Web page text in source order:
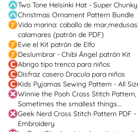
Two Tone Helsinki Hat - Super
Christmas Ornament Pattern Bundle
Vida marina: caballo de
calamares (patrón de PDF)
Evie el Kit patrón de Elfo
Deslumbrar - Chibi Ángel patrón Kit
Abrigo tipo trenca para niños
Disfraz casero Dracula para niños
Kids Pyjamas Sewing Pattern - All
Winnie the Pooh Cross Stitch
Sometimes the smallest things...
Geek Nerd Cross Stitch Pattern PDF
Embroidery